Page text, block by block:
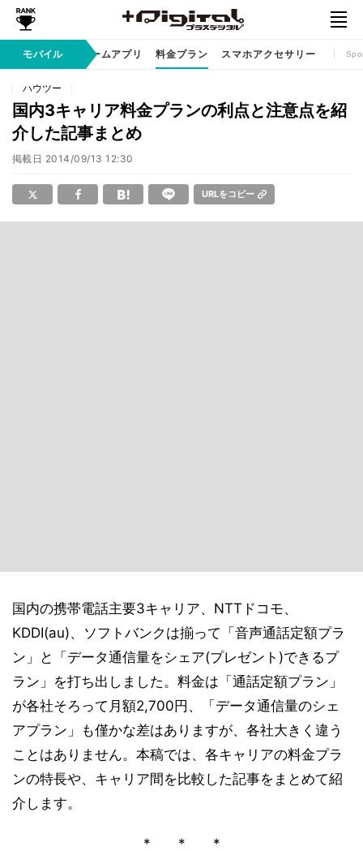
モバイル
/ サービス ゲームアプリ 料金プラン スマホアクセサリー
ハウツー
国内3キャリア料金プランの利点と注意点を紹
介した記事まとめ
掲載日 2014/09/13 12:30
URLをコピー
国内の携帯電話主要3キャリア、NTTドコモ、
KDDI(au)、ソフトバンクは揃って「音声通話定額プラ
ン」と「データ通信量をシェア(プレゼント)できるプ
ラン」を打ち出しました。料金は「通話定額プラン」
が各社そろって月額2,700円、「データ通信量のシェ
アプラン」も僅かな差はありますが、各社大きく違う
ことはありません。本稿では、各キャリアの料金プラ
ンの特長や、キャリア間を比較した記事をまとめて紹
介します。
* * *